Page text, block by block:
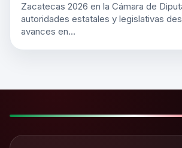
Zacatecas 2026 en la Cámara de
autoridades estatales y legislativas
avances en…